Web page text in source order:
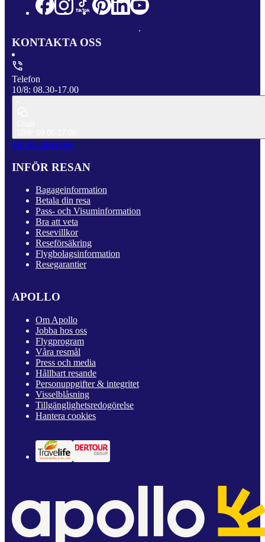
KONTAKTA OSS
Telefon
10/8: 08.30-17.00
Till Kundservice
INFÖR RESAN
Bagageinformation
Betala din resa
Pass- och Visuminformation
Bra att veta
Resevillkor
Reseförsäkring
Flygbolagsinformation
Resegarantier
APOLLO
Om Apollo
Jobba hos oss
Flygprogram
Våra resmål
Press och media
Hållbart resande
Personuppgifter & integritet
Visselblåsning
Tillgänglighetsredogörelse
Hantera cookies